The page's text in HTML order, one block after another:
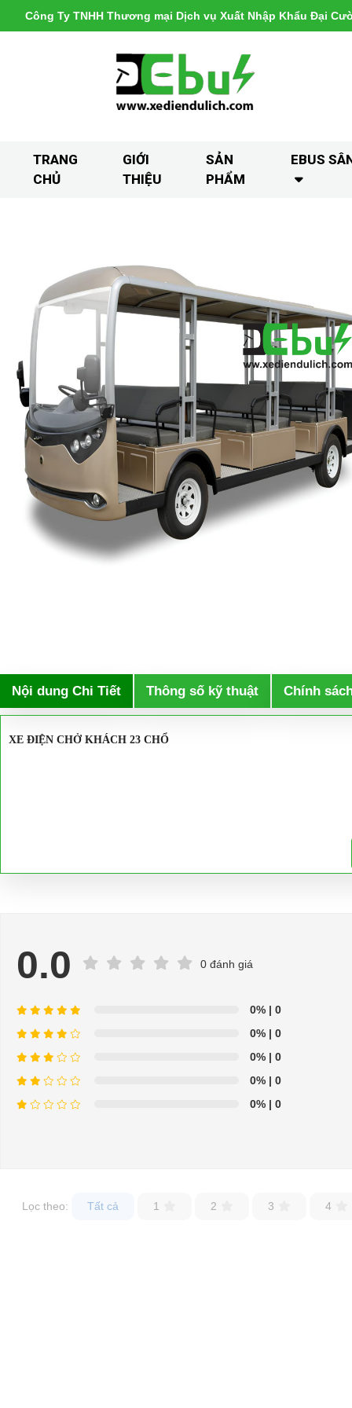
Công Ty TNHH Thương mại Dịch vụ Xuất Nhập Khẩu Đại
TRANG
CHỦ
GIỚI
THIỆU
SẢN
PHẨM
EBUS
Nội dung Chi Tiết Thông số kỹ thuật Chính
XE ĐIỆN CHỞ KHÁCH 23 CHỔ
0.0 0 đánh giá
0%| 0
0%| 0
0%| 0
0%| 0
0%| 0
Lọc theo: Tất cả 1 2 3 4